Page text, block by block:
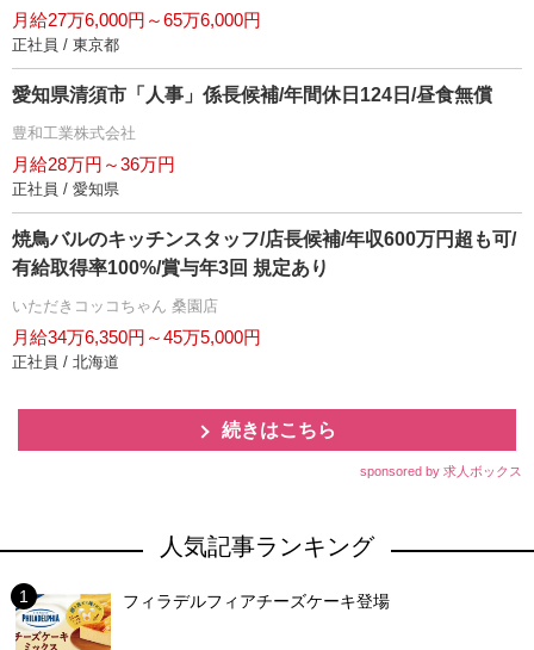
月給27万6,000円～65万6,000円
正社員 / 東京都
愛知県清須市「人事」係長候補/年間休日124日/昼食無償
豊和工業株式会社
月給28万円～36万円
正社員 / 愛知県
焼鳥バルのキッチンスタッフ/店長候補/年収600万円超も可/
有給取得率100%/賞与年3回 規定あり
いただきコッコちゃん 桑園店
月給34万6,350円～45万5,000円
正社員 / 北海道
続きはこちら
sponsored by 求人ボックス
人気記事ランキング
フィラデルフィアチーズケーキ登場